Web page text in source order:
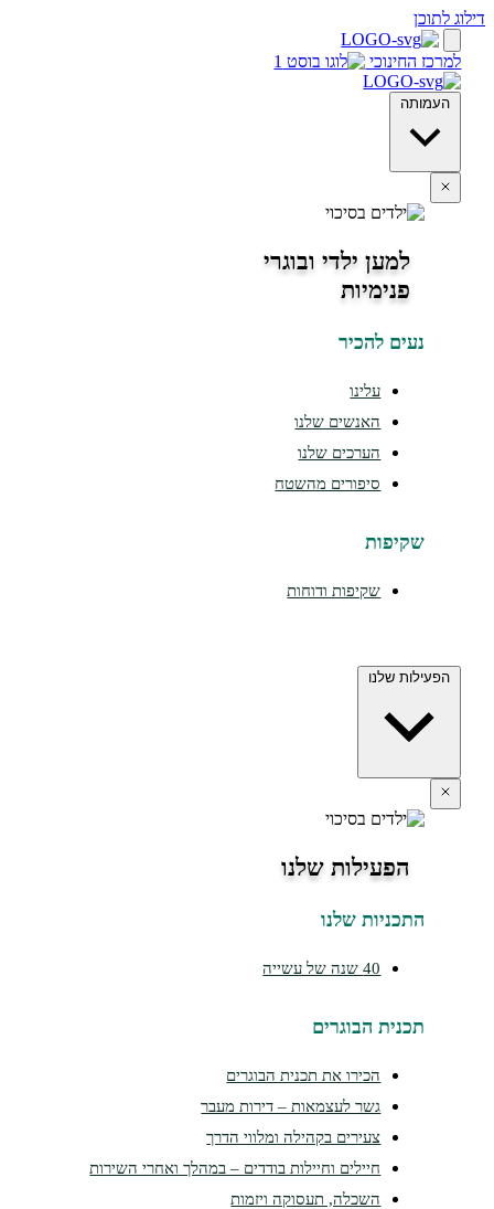
למען ילדי ובוגרי
להכיר
האנשים שלנו
הערכים שלנו
סיפורים מהשטח
שקיפות ודוחות
שלנו
הפעילות שלנו
שלנו
הבוגרים
הכירו את תכנית הבוגרים
גשר לעצמאות – דירות מעבר
צעירים בקהילה ומלווי הדרך
חיילים וחיילות בודדים – במהלך ואחרי השירות
השכלה, תעסוקה ויזמות